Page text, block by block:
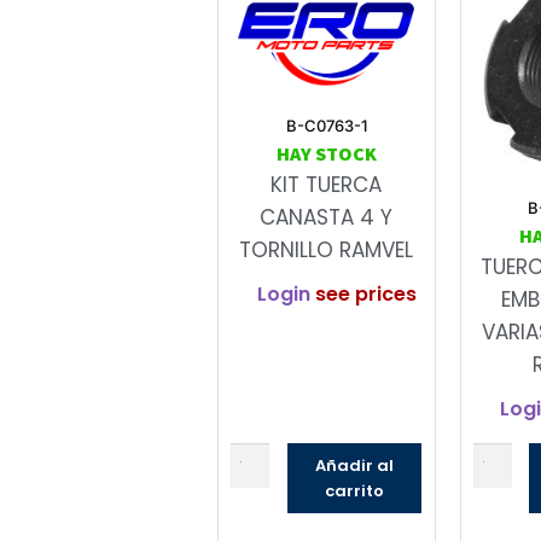
B-C0763-1
HAY STOCK
KIT TUERCA
CANASTA 4 Y
TORNILLO RAMVEL
Login see prices
Añadir al
carrito